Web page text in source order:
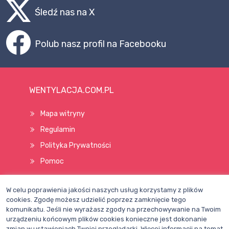
Śledź nas na X
Polub nasz profil na Facebooku
WENTYLACJA.COM.PL
Mapa witryny
Regulamin
Polityka Prywatności
Pomoc
Wszelkie prawa zastrzeżone © 1998–2026
W celu poprawienia jakości naszych usług korzystamy z plików
cookies. Zgodę możesz udzielić poprzez zamknięcie tego
komunikatu. Jeśli nie wyrażasz zgody na przechowywanie na Twoim
urządzeniu końcowym plików cookies konieczne jest dokonanie